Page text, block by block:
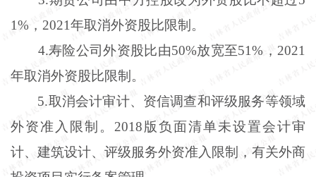
1%，2021年取消外资股比限制。
4.寿险公司外资股比由50%放宽至51%，2021
年取消外资股比限制。
5.取消会计审计、资信调查和评级服务等领域
外资准入限制。 2018版负面清单未设置会计审
计、建筑设计、评级服务外资准入限制，有关外商